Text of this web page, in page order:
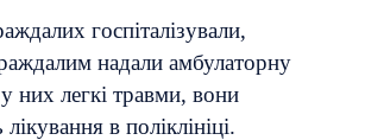
госпіталізували,
надали амбулаторну
легкі травми, вони
в поліклініці.